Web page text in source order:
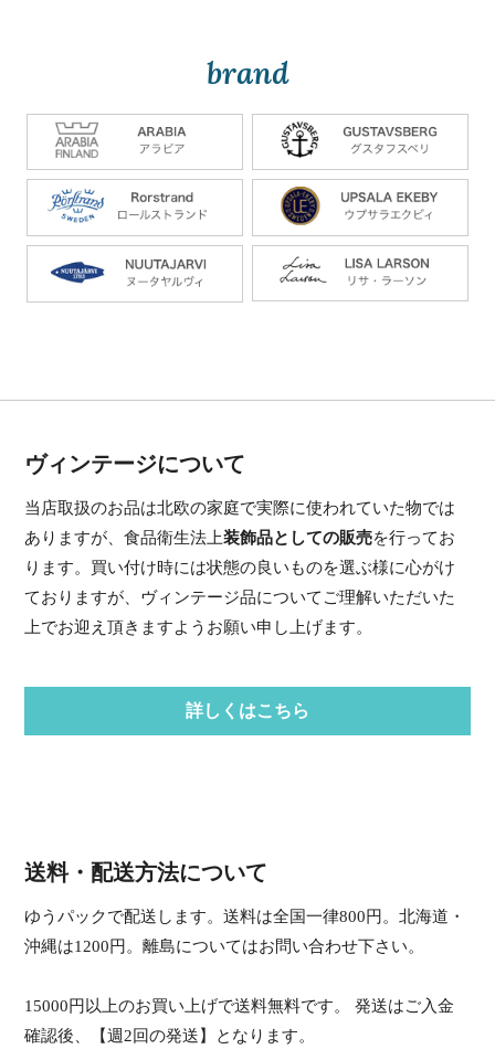
brand
ヴィンテージについて
当店取扱のお品は北欧の家庭で実際に使われていた物では
ありますが、食品衛生法上装飾品としての販売を行ってお
ります。買い付け時には状態の良いものを選ぶ様に心がけ
ておりますが、ヴィンテージ品についてご理解いただいた
上でお迎え頂きますようお願い申し上げます。
詳しくはこちら
送料・配送方法について
ゆうパックで配送します。送料は全国一律800円。北海道・
沖縄は1200円。離島についてはお問い合わせ下さい。
15000円以上のお買い上げで送料無料です。 発送はご入金
確認後、【週2回の発送】となります。